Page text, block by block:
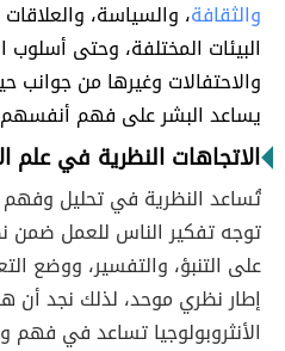
والثقافة، والسياسة،
البيئات المختلفة، وحتى أسلوب
والاحتفالات وغيرها من جوانب
يساعد البشر على فهم
الاتجاهات النظرية في علم
تُساعد النظرية في تحليل وفهم
توجه تفكير الناس للعمل
على التنبؤ، والتفسير، ووضع
إطار نظري موحد، لذلك نجد أن
الأنثروبولوجيا تساعد في